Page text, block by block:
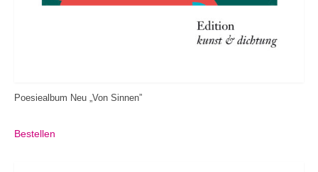
Poesiealbum Neu „Von Sinnen”
Bestellen